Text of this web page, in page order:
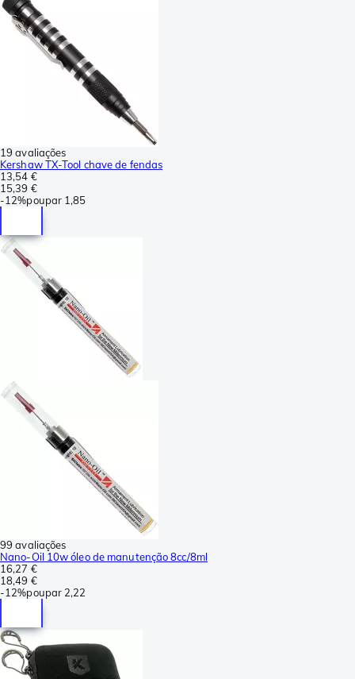
19 avaliações
Kershaw TX-Tool chave de fendas
13,54 €
15,39 €
-12%poupar 1,85
99 avaliações
Nano-Oil 10w óleo de manutenção 8cc/8ml
16,27 €
18,49 €
-12%poupar 2,22